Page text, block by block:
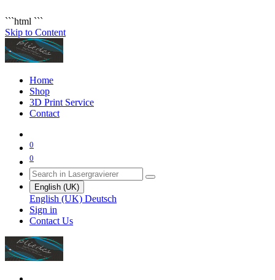
```html ```
Skip to Content
Home
Shop
3D Print Service
Contact
0
0
English (UK)
English (UK) Deutsch
Sign in
Contact Us